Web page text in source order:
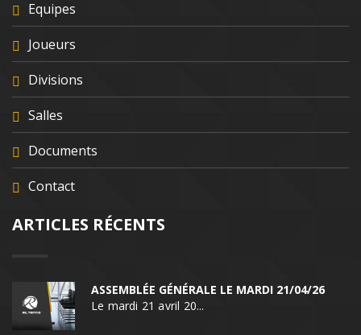
Equipes
Joueurs
Divisions
Salles
Documents
Contact
ARTICLES RÉCENTS
ASSEMBLÉE GÉNÉRALE LE MARDI 21/04/26
Le mardi 21 avril 20...